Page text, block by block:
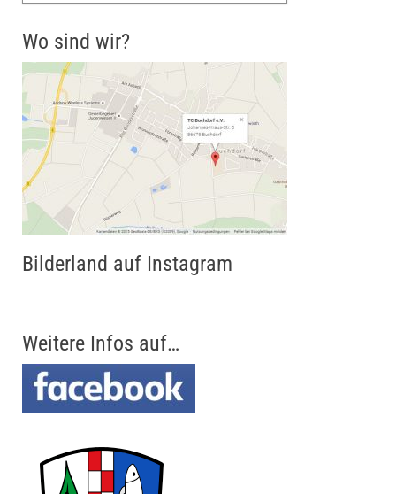
Wo sind wir?
Bilderland auf Instagram
Weitere Infos auf…